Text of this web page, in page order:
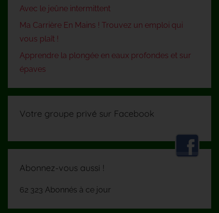
Avec le jeûne intermittent
Ma Carrière En Mains ! Trouvez un emploi qui
vous plaît !
Apprendre la plongée en eaux profondes et sur
épaves
Votre groupe privé sur Facebook
Abonnez-vous aussi !
62 323 Abonnés à ce jour